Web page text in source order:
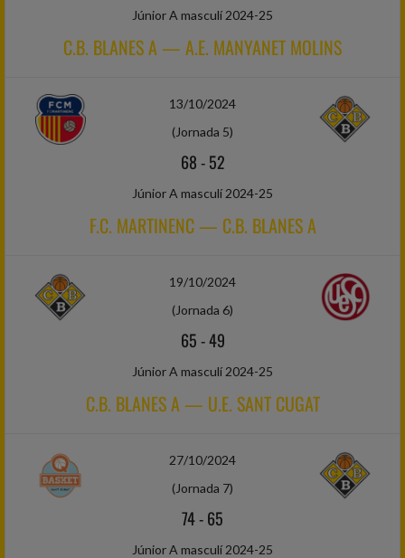
Júnior A masculí 2024-25
C.B. BLANES A — A.E. MANYANET MOLINS
13/10/2024
(Jornada 5)
68-52
Júnior A masculí 2024-25
F.C. MARTINENC — C.B. BLANES A
19/10/2024
(Jornada 6)
65-49
Júnior A masculí 2024-25
C.B. BLANES A — U.E. SANT CUGAT
27/10/2024
(Jornada 7)
74-65
Júnior A masculí 2024-25